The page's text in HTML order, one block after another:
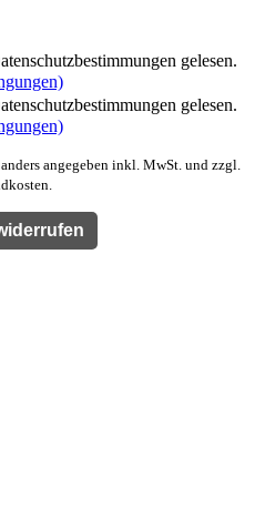
gelesen.
gelesen.
angegeben inkl. MwSt. und zzgl.